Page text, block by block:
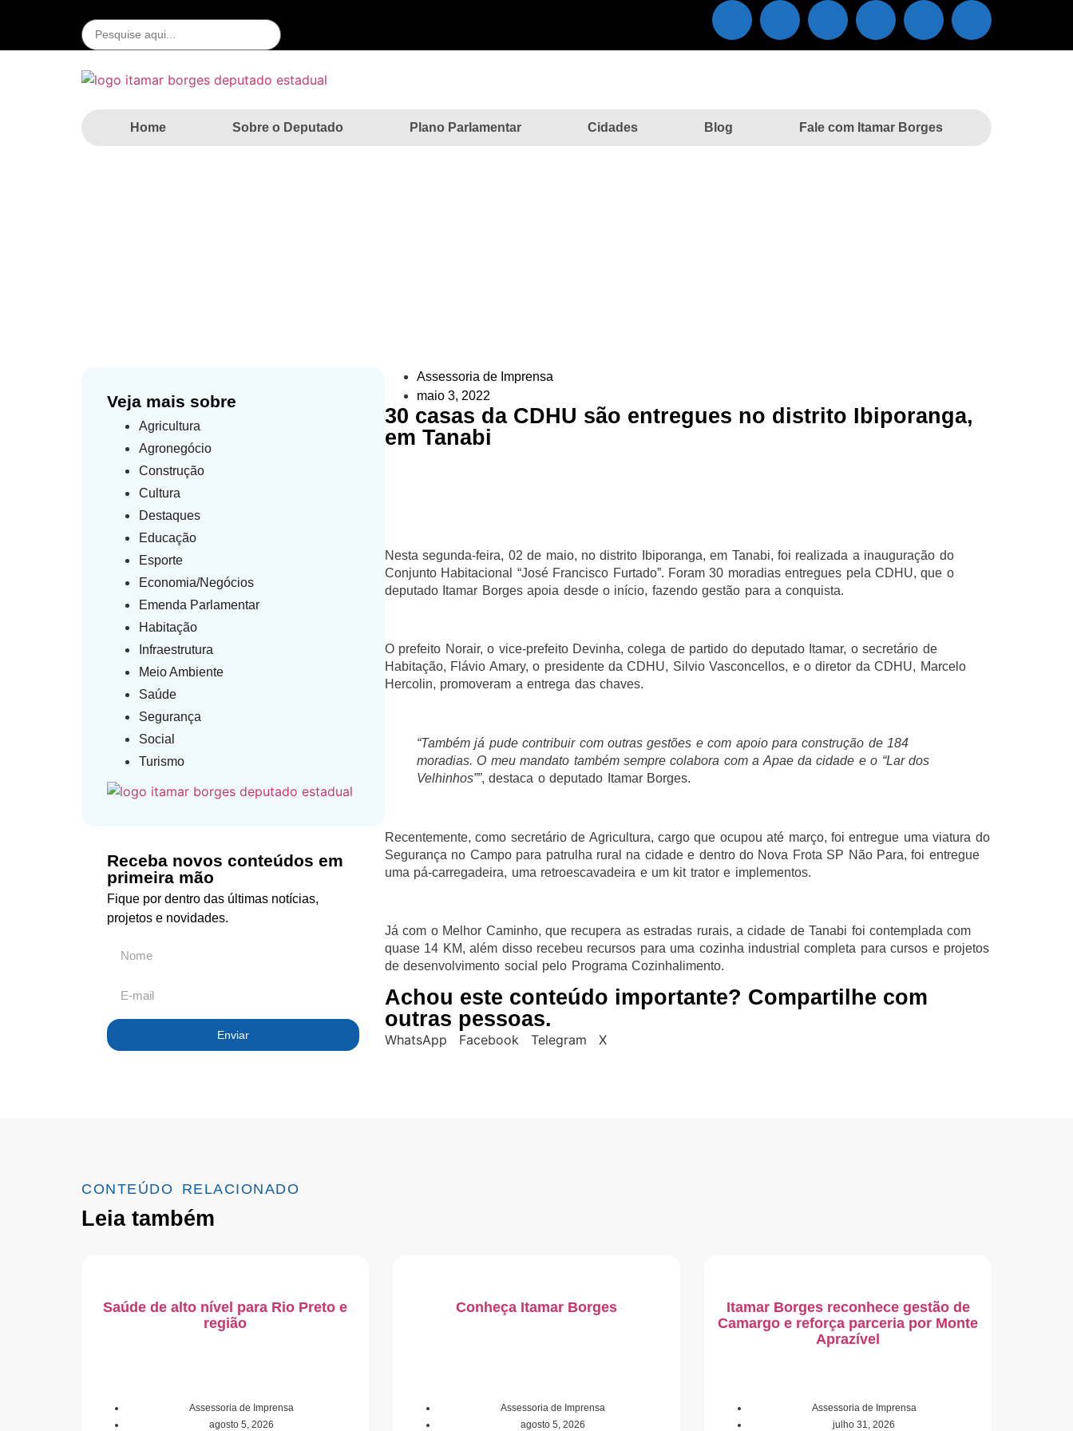
Home Sobre o Deputado Plano Parlamentar Cidades Blog Fale com Itamar Borges
Veja mais sobre
Agricultura
Agronegócio
Construção
Cultura
Destaques
Educação
Esporte
Economia/Negócios
Emenda Parlamentar
Habitação
Infraestrutura
Meio Ambiente
Saúde
Segurança
Social
Turismo
Receba novos conteúdos em
primeira mão
Fique por dentro das últimas notícias,
projetos e novidades.
Enviar
Assessoria de Imprensa
maio 3, 2022
30 casas da CDHU são entregues no distrito Ibiporanga,
em Tanabi
Nesta segunda-feira, 02 de maio, no distrito Ibiporanga, em Tanabi, foi realizada a inauguração do
Conjunto Habitacional “José Francisco Furtado”. Foram 30 moradias entregues pela CDHU, que o
deputado Itamar Borges apoia desde o início, fazendo gestão para a conquista.
O prefeito Norair, o vice-prefeito Devinha, colega de partido do deputado Itamar, o secretário de
Habitação, Flávio Amary, o presidente da CDHU, Silvio Vasconcellos, e o diretor da CDHU, Marcelo
Hercolin, promoveram a entrega das chaves.
“Também já pude contribuir com outras gestões e com apoio para construção de 184
moradias. O meu mandato também sempre colabora com a Apae da cidade e o “Lar dos
Velhinhos””, destaca o deputado Itamar Borges.
Recentemente, como secretário de Agricultura, cargo que ocupou até março, foi entregue uma viatura do
Segurança no Campo para patrulha rural na cidade e dentro do Nova Frota SP Não Para, foi entregue
uma pá-carregadeira, uma retroescavadeira e um kit trator e implementos.
Já com o Melhor Caminho, que recupera as estradas rurais, a cidade de Tanabi foi contemplada com
quase 14 KM, além disso recebeu recursos para uma cozinha industrial completa para cursos e projetos
de desenvolvimento social pelo Programa Cozinhalimento.
Achou este conteúdo importante? Compartilhe com
outras pessoas.
WhatsApp Facebook Telegram X
CONTEÚDO RELACIONADO
Leia também
Saúde de alto nível para Rio Preto e
região
Assessoria de Imprensa
agosto 5, 2026
Conheça Itamar Borges
Assessoria de Imprensa
agosto 5, 2026
Itamar Borges reconhece gestão de
Camargo e reforça parceria por Monte
Aprazível
Assessoria de Imprensa
julho 31, 2026